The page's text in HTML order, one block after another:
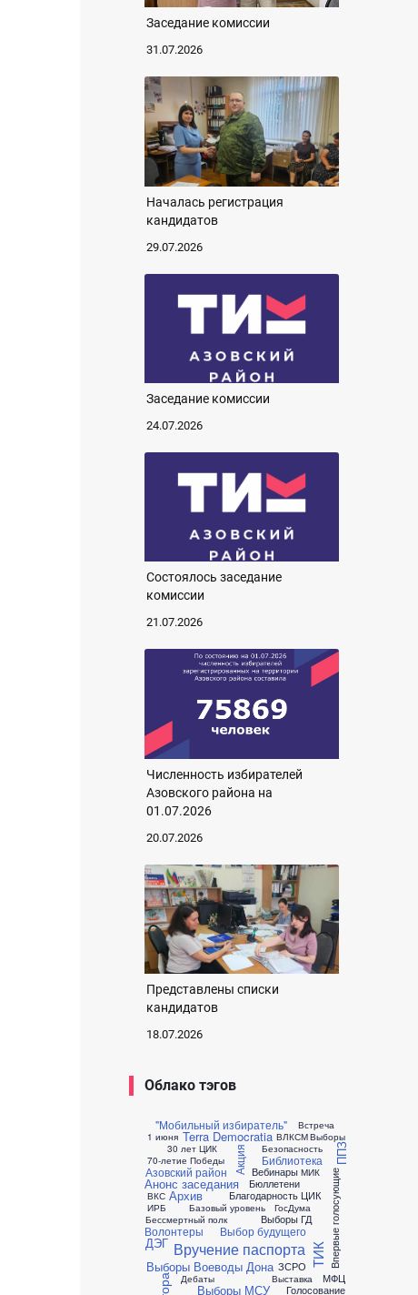
Заседание комиссии
31.07.2026
Началась регистрация
кандидатов
29.07.2026
Заседание комиссии
24.07.2026
Состоялось заседание
комиссии
21.07.2026
Численность избирателей
Азовского района на
01.07.2026
20.07.2026
Представлены списки
кандидатов
18.07.2026
Облако тэгов
"Мобильный избиратель"
1 июня
30 лет ЦИК
70-летие Победы
Terra Democratia
Азовский район Акция
Анонс заседания
Архив
Базовый уровень
Безопасность
Бессмертный полк
Библиотека
Благодарность ЦИК
Бюллетени
ВКС
ВЛКСМ
Вебинары
Волонтеры Впервые голосующие
Вручение паспорта
Встреча
Выбор будущего
Выборы
Выборы Воеводы Дона
Выборы ГД
Выборы МСУ
Выставка
Голосование
ГосДума
ДЭГ
Дебаты
ЗСРО
ИРБ
МИК
МФЦ
ППЗ
ТИК